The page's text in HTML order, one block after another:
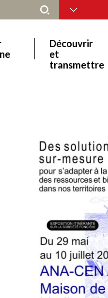
Découvrir
et
transmettre